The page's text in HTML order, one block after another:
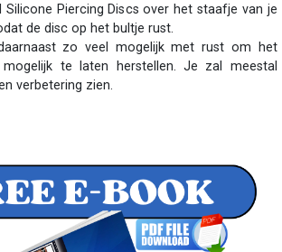
Silicone Piercing Discs over het staafje van je
de disc op het bultje rust.
zo veel mogelijk met rust om het
te laten herstellen. Je zal meestal
verbetering zien.